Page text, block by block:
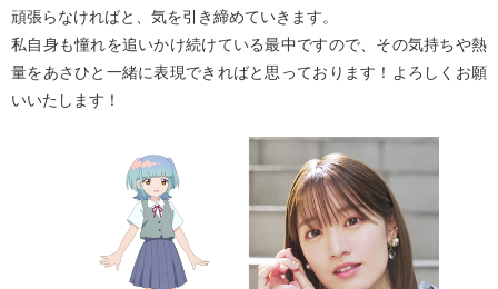
頑張らなければと、気を引き締めていきます。
私自身も憧れを追いかけ続けている最中ですので、その気持ちや熱
量をあさひと一緒に表現できればと思っております！よろしくお願
いいたします！